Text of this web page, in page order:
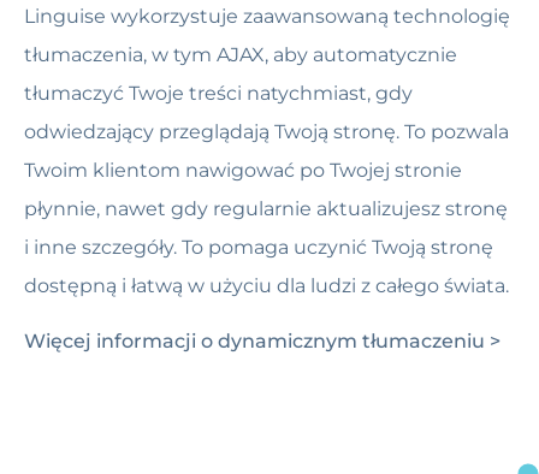
Linguise wykorzystuje zaawansowaną technologię
tłumaczenia, w tym AJAX, aby automatycznie
tłumaczyć Twoje treści natychmiast, gdy
odwiedzający przeglądają Twoją stronę. To pozwala
Twoim klientom nawigować po Twojej stronie
płynnie, nawet gdy regularnie aktualizujesz stronę
i inne szczegóły. To pomaga uczynić Twoją stronę
dostępną i łatwą w użyciu dla ludzi z całego świata.
Więcej informacji o dynamicznym tłumaczeniu >